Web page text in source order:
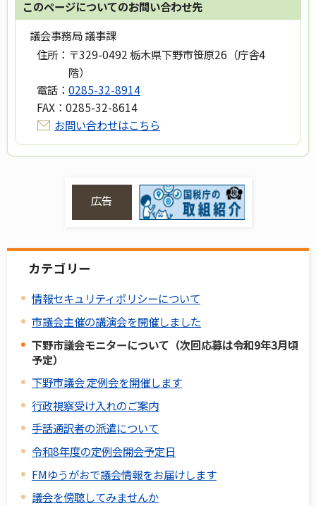
このページについてのお問い合わせ先
議会事務局 議事課
住所： 〒329-0492 栃木県下野市笹原26（庁舎4
階）
電話： 0285-32-8914
FAX： 0285-32-8614
お問い合わせはこちら
広告
カテゴリー
情報セキュリティポリシーについて
市議会主催の講演会を開催しました
下野市議会モニターについて（次回応募は令和9年3月頃
予定）
下野市議会 定例会を開催します
行政視察受け入れのご案内
手話通訳者の派遣について
令和8年度の定例会開会予定日
FMゆうがおで議会情報をお届けします
議会を傍聴してみませんか